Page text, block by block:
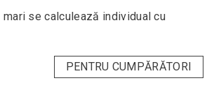
se calculează individual cu
PENTRU CUMPĂRĂTORI